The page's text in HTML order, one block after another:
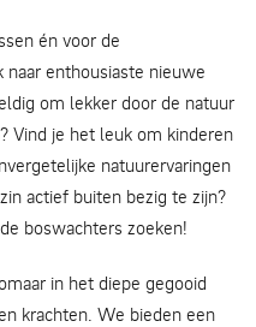
én voor de
enthousiaste nieuwe
om lekker door de natuur
Vind je het leuk om kinderen
natuurervaringen
actief buiten bezig te zijn?
boswachters zoeken!
in het diepe gegooid
krachten. We bieden een